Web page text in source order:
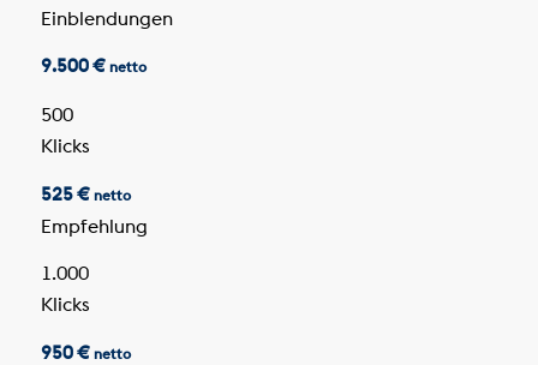
Einblendungen
9.500 € netto
500
Klicks
525 € netto
Empfehlung
1.000
Klicks
950 € netto